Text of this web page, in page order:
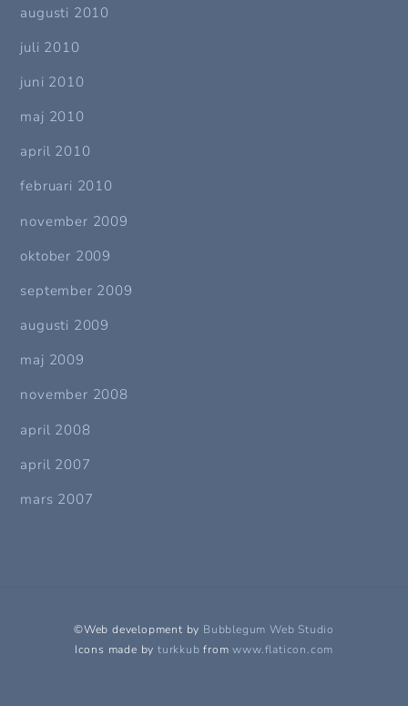
augusti 2010
juli 2010
juni 2010
maj 2010
april 2010
februari 2010
november 2009
oktober 2009
september 2009
augusti 2009
maj 2009
november 2008
april 2008
april 2007
mars 2007
©Web development by Bubblegum Web Studio
Icons made by turkkub fromwww.flaticon.com